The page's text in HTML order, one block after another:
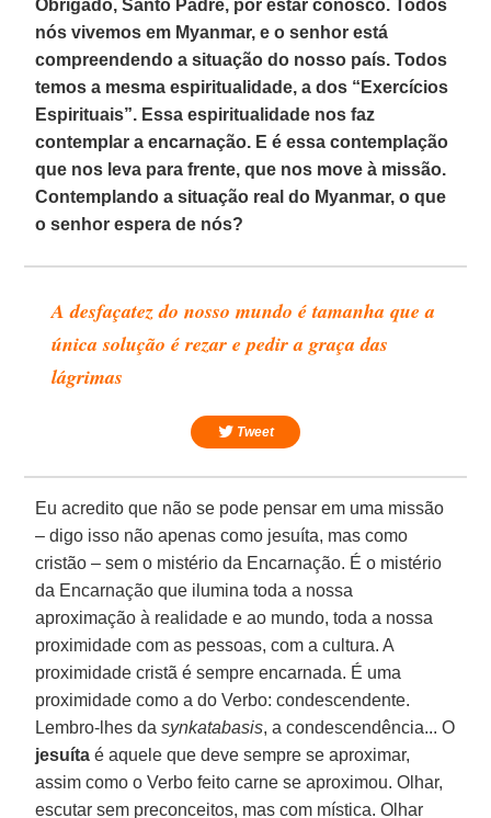
Obrigado, Santo Padre, por estar conosco. Todos
nós vivemos em Myanmar, e o senhor está
compreendendo a situação do nosso país. Todos
temos a mesma espiritualidade, a dos “Exercícios
Espirituais”. Essa espiritualidade nos faz
contemplar a encarnação. E é essa contemplação
que nos leva para frente, que nos move à missão.
Contemplando a situação real do Myanmar, o que
o senhor espera de nós?
A desfaçatez do nosso mundo é tamanha que a
única solução é rezar e pedir a graça das
lágrimas
Tweet
Eu acredito que não se pode pensar em uma missão
– digo isso não apenas como jesuíta, mas como
cristão – sem o mistério da Encarnação. É o mistério
da Encarnação que ilumina toda a nossa
aproximação à realidade e ao mundo, toda a nossa
proximidade com as pessoas, com a cultura. A
proximidade cristã é sempre encarnada. É uma
proximidade como a do Verbo: condescendente.
Lembro-lhes dasynkatabasis, a condescendência... O
jesuíta é aquele que deve sempre se aproximar,
assim como o Verbo feito carne se aproximou. Olhar,
escutar sem preconceitos, mas com mística. Olhar